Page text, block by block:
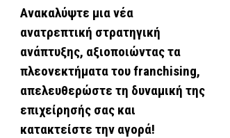
Ανακαλύψτε μια νέα
ανατρεπτική στρατηγική
ανάπτυξης, αξιοποιώντας τα
πλεονεκτήματα του franchising,
απελευθερώστε τη δυναμική της
επιχείρησής σας και
κατακτείστε την αγορά!